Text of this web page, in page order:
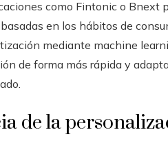
como Fintonic o Bnext
en los hábitos de
mediante machine
de forma más rápida y
de la